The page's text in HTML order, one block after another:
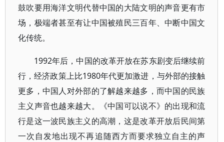
鼓吹要用海洋文明代替中国的大陆文明的声音更有市
场，极端者甚至有让中国被殖民三百年、中断中国文
化传统。
1992年后，中国的改革开放在苏东剧变后继续前
行，经济政策上比1980年代更加激进，与外部的接触
更多，中国人对外部的了解越来越多，而中国的民族
主义声音也越来越大。《中国可以说不》的出现和流
行是这一波民族主义的高潮，这是改革开放后民间第
一次自发地出现不再追随西方而要求独立自主的声